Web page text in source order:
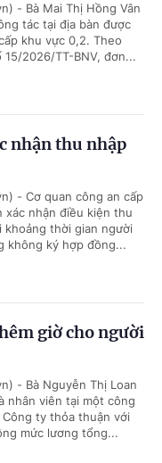
- Bà Mai Thị Hồng Vân
tác tại địa bàn được
khu vực 0,2. Theo
2026/TT-BNV, đơn...
nhận thu nhập
- Cơ quan công an cấp
xác nhận điều kiện thu
khoảng thời gian người
không ký hợp đồng...
giờ cho người
- Bà Nguyễn Thị Loan
nhân viên tại một công
ty thỏa thuận với
mức lương tổng...